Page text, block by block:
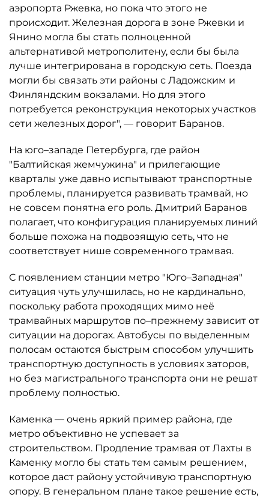
аэропорта Ржевка, но пока что этого не
происходит. Железная дорога в зоне Ржевки и
Янино могла бы стать полноценной
альтернативой метрополитену, если бы была
лучше интегрирована в городскую сеть. Поезда
могли бы связать эти районы с Ладожским и
Финляндским вокзалами. Но для этого
потребуется реконструкция некоторых участков
сети железных дорог", — говорит Баранов.
На юго–западе Петербурга, где район
"Балтийская жемчужина" и прилегающие
кварталы уже давно испытывают транспортные
проблемы, планируется развивать трамвай, но
не совсем понятна его роль. Дмитрий Баранов
полагает, что конфигурация планируемых линий
больше похожа на подвозящую сеть, что не
соответствует нише современного трамвая.
С появлением станции метро "Юго–Западная"
ситуация чуть улучшилась, но не кардинально,
поскольку работа проходящих мимо неё
трамвайных маршрутов по–прежнему зависит от
ситуации на дорогах. Автобусы по выделенным
полосам остаются быстрым способом улучшить
транспортную доступность в условиях заторов,
но без магистрального транспорта они не решат
проблему полностью.
Каменка — очень яркий пример района, где
метро объективно не успевает за
строительством. Продление трамвая от Лахты в
Каменку могло бы стать тем самым решением,
которое даст району устойчивую транспортную
опору. В генеральном плане такое решение есть,